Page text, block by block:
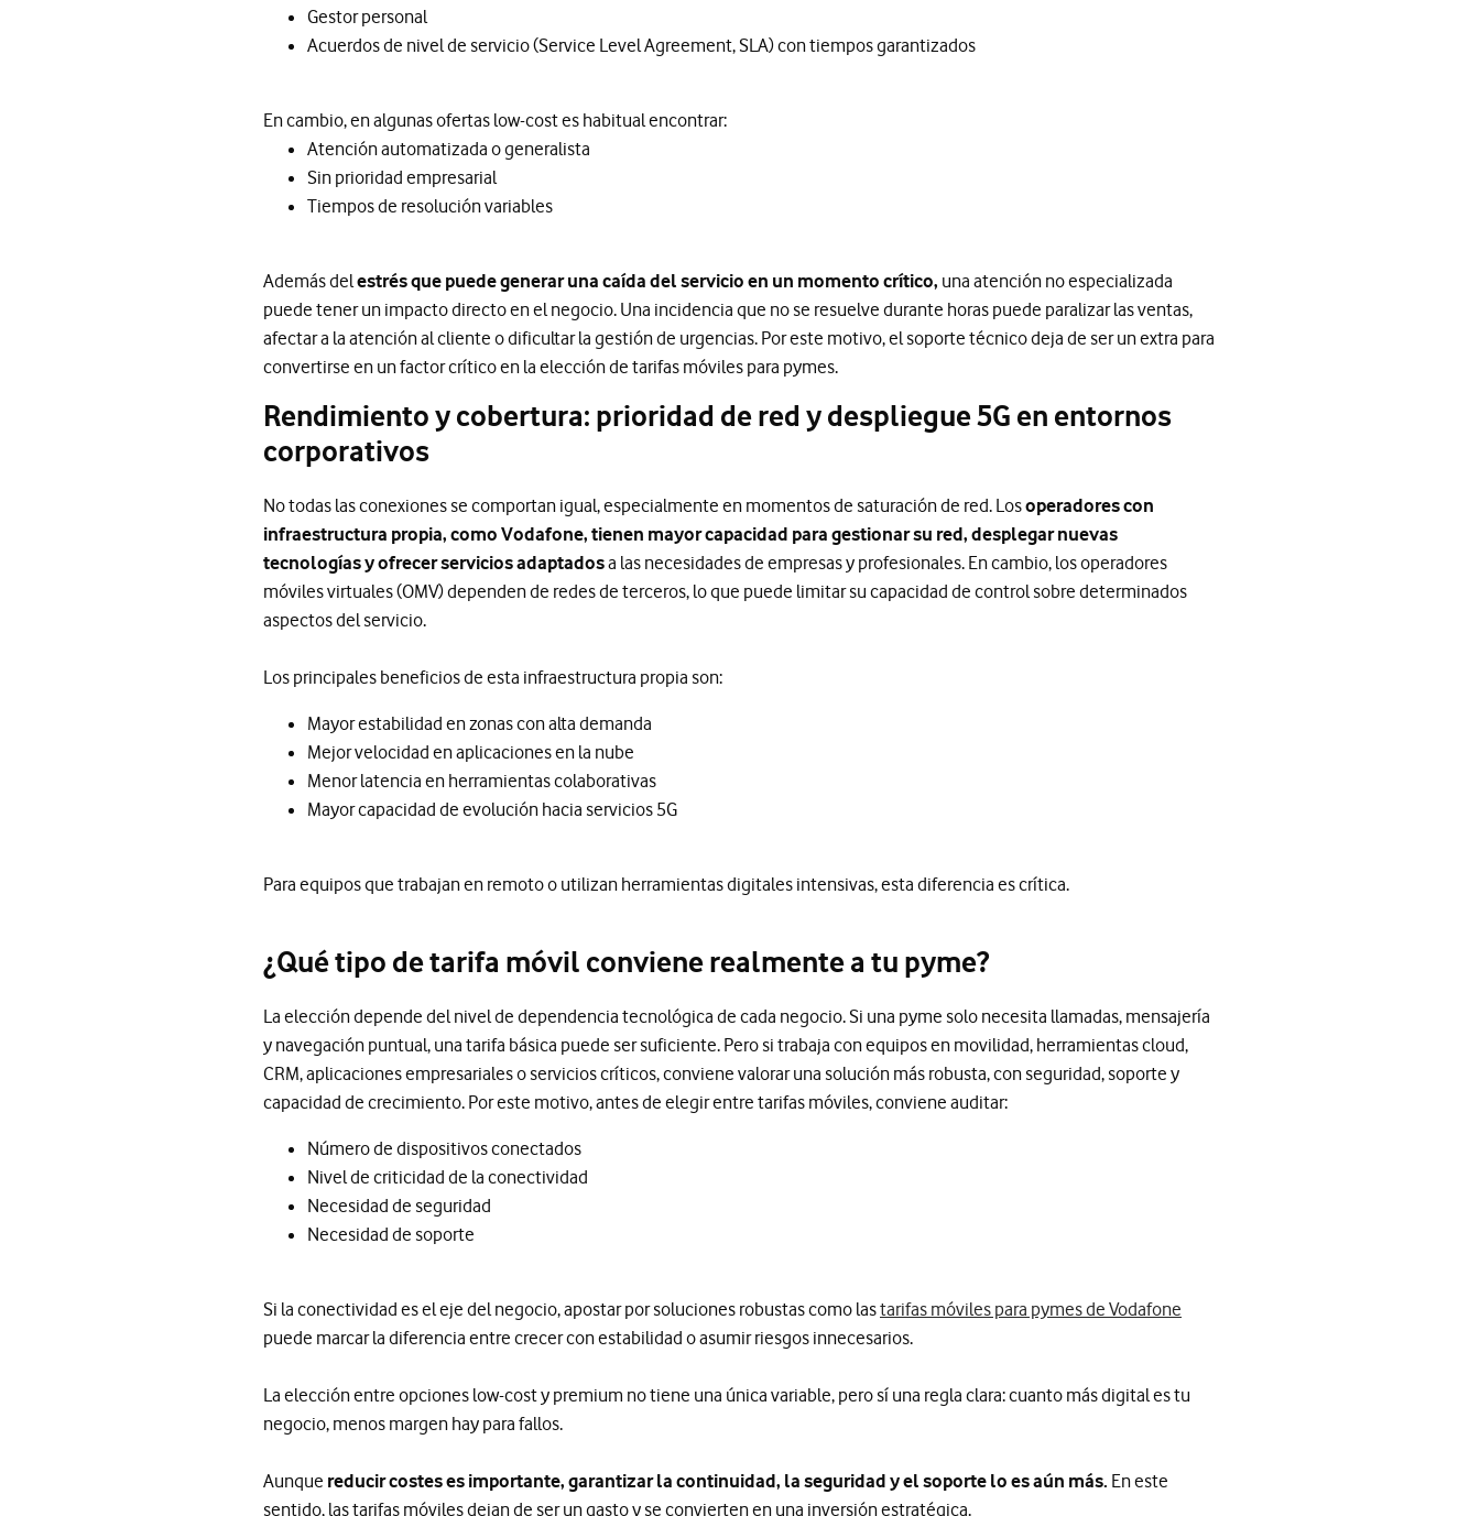
Gestor personal
Acuerdos de nivel de servicio (Service Level Agreement, SLA) con tiempos garantizados
En cambio, en algunas ofertas low-cost es habitual encontrar:
Atención automatizada o generalista
Sin prioridad empresarial
Tiempos de resolución variables
Además delestrés que puede generar una caída del servicio en un momento crítico, una atención no especializada
puede tener un impacto directo en el negocio. Una incidencia que no se resuelve durante horas puede paralizar las ventas,
afectar a la atención al cliente o dificultar la gestión de urgencias. Por este motivo, el soporte técnico deja de ser un extra para
convertirse en un factor crítico en la elección de tarifas móviles para pymes.
Rendimiento y cobertura: prioridad de red y despliegue 5G en entornos
corporativos
No todas las conexiones se comportan igual, especialmente en momentos de saturación de red. Losoperadores con
infraestructura propia, como Vodafone, tienen mayor capacidad para gestionar su red, desplegar nuevas
tecnologías y ofrecer servicios adaptadosa las necesidades de empresas y profesionales. En cambio, los operadores
móviles virtuales (OMV) dependen de redes de terceros, lo que puede limitar su capacidad de control sobre determinados
aspectos del servicio.
Los principales beneficios de esta infraestructura propia son:
Mayor estabilidad en zonas con alta demanda
Mejor velocidad en aplicaciones en la nube
Menor latencia en herramientas colaborativas
Mayor capacidad de evolución hacia servicios 5G
Para equipos que trabajan en remoto o utilizan herramientas digitales intensivas, esta diferencia es crítica.
¿Qué tipo de tarifa móvil conviene realmente a tu pyme?
La elección depende del nivel de dependencia tecnológica de cada negocio. Si una pyme solo necesita llamadas, mensajería
y navegación puntual, una tarifa básica puede ser suficiente. Pero si trabaja con equipos en movilidad, herramientas cloud,
CRM, aplicaciones empresariales o servicios críticos, conviene valorar una solución más robusta, con seguridad, soporte y
capacidad de crecimiento. Por este motivo, antes de elegir entre tarifas móviles, conviene auditar:
Número de dispositivos conectados
Nivel de criticidad de la conectividad
Necesidad de seguridad
Necesidad de soporte
Si la conectividad es el eje del negocio, apostar por soluciones robustas como lastarifas móviles para pymes de Vodafone
puede marcar la diferencia entre crecer con estabilidad o asumir riesgos innecesarios.
La elección entre opciones low-cost y premium no tiene una única variable, pero sí una regla clara: cuanto más digital es tu
negocio, menos margen hay para fallos.
Aunque reducir costes es importante, garantizar la continuidad, la seguridad y el soporte lo es aún más. En este
sentido, las tarifas móviles dejan de ser un gasto y se convierten en una inversión estratégica.